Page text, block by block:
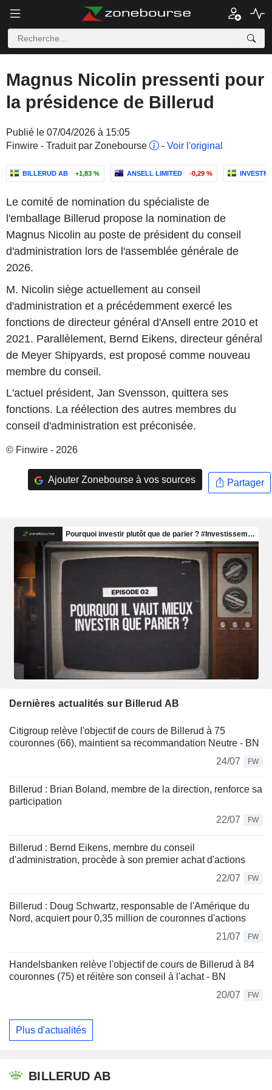
Magnus Nicolin pressenti pour
la présidence de Billerud
Publié le 07/04/2026 à 15:05
Finwire - Traduit par Zonebourse
- Voir l'original
BILLERUD AB +1,83 % ANSELL LIMITED -0,29 %
Le comité de nomination du spécialiste de
l'emballage Billerud propose la nomination de
Magnus Nicolin au poste de président du conseil
d'administration lors de l'assemblée générale de
2026.
M. Nicolin siège actuellement au conseil
d'administration et a précédemment exercé les
fonctions de directeur général d'Ansell entre 2010 et
2021. Parallèlement, Bernd Eikens, directeur général
de Meyer Shipyards, est proposé comme nouveau
membre du conseil.
L'actuel président, Jan Svensson, quittera ses
fonctions. La réélection des autres membres du
conseil d'administration est préconisée.
© Finwire - 2026
Ajouter Zonebourse à vos sources Partager
Dernières actualités sur Billerud AB
Citigroup relève l'objectif de cours de Billerud à 75
couronnes (66), maintient sa recommandation Neutre - BN
24/07
FW
Billerud : Brian Boland, membre de la direction, renforce sa
participation
22/07
FW
Billerud : Bernd Eikens, membre du conseil
d'administration, procède à son premier achat d'actions
22/07
FW
Billerud : Doug Schwartz, responsable de l'Amérique du
Nord, acquiert pour 0,35 million de couronnes d'actions
21/07
FW
Handelsbanken relève l'objectif de cours de Billerud à 84
couronnes (75) et réitère son conseil à l'achat - BN
20/07
FW
Plus d'actualités
BILLERUD AB